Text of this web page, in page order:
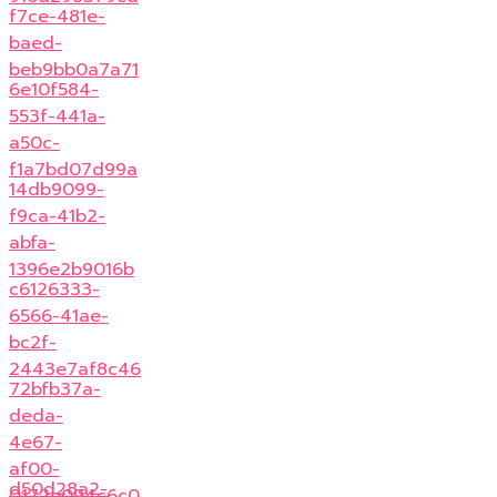
f7ce-481e-
baed-
beb9bb0a7a71
6e10f584-
553f-441a-
a50c-
f1a7bd07d99a
14db9099-
f9ca-41b2-
abfa-
1396e2b9016b
c6126333-
6566-41ae-
bc2f-
2443e7af8c46
72bfb37a-
deda-
4e67-
af00-
d50d28a2-